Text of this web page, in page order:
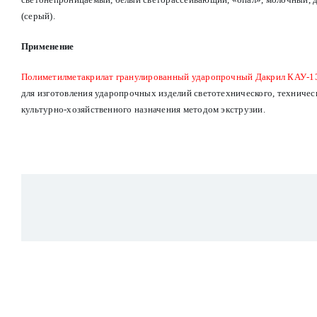
(серый).
Применение
Полиметилметакрилат гранулированный ударопрочный Дакрил КАУ-
для изготовления ударопрочных изделий светотехнического,
культурно-хозяйственного назначения методом экструзии.